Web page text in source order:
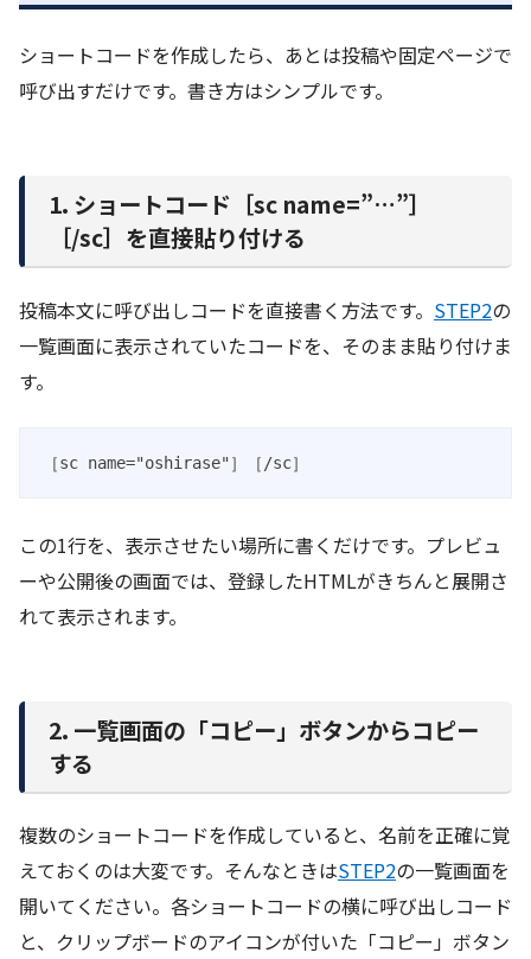
ショートコードを作成したら、あとは投稿や固定ページで
呼び出すだけです。書き方はシンプルです。
1. ショートコード［sc name=”…”］
［/sc］を直接貼り付ける
投稿本文に呼び出しコードを直接書く方法です。 STEP2の
一覧画面に表示されていたコードを、そのまま貼り付けま
す。
［sc name="oshirase"］［/sc］
この1行を、表示させたい場所に書くだけです。プレビュ
ーや公開後の画面では、登録したHTMLがきちんと展開さ
れて表示されます。
2. 一覧画面の「コピー」ボタンからコピー
する
複数のショートコードを作成していると、名前を正確に覚
えておくのは大変です。そんなときはSTEP2の一覧画面を
開いてください。各ショートコードの横に呼び出しコード
と、クリップボードのアイコンが付いた「コピー」ボタン